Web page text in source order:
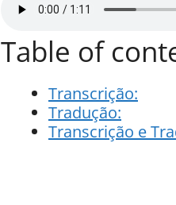
Table of
Transcrição:
Tradução:
Transcrição e